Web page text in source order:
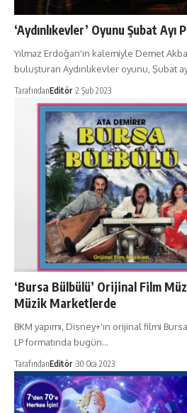
‘Aydınlıkevler’ Oyunu Şubat Ayı
Yılmaz Erdoğan'ın kalemiyle Demet
buluşturan Aydınlıkevler oyunu, Şubat
TarafındanEditör 2 Şub 2023
‘Bursa Bülbülü’ Orijinal Film
Müzik Marketlerde
BKM yapımı, Disney+'ın orijinal filmi
LP formatında bugün…
TarafındanEditör 30 Oca 2023